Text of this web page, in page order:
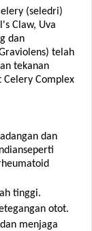
(seledri)
Claw, Uva
dan
telah
tekanan
Complex
dan
tinggi.
otot.
menjaga